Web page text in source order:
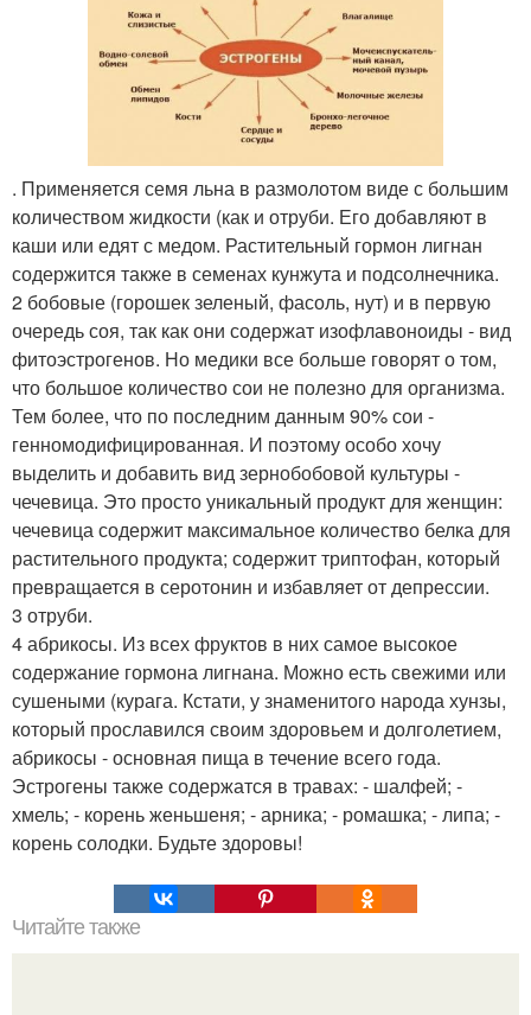
. Применяется семя льна в размолотом виде с большим
количеством жидкости (как и отруби. Его добавляют в
каши или едят с медом. Растительный гормон лигнан
содержится также в семенах кунжута и подсолнечника.
2 бобовые (горошек зеленый, фасоль, нут) и в первую
очередь соя, так как они содержат изофлавоноиды - вид
фитоэстрогенов. Но медики все больше говорят о том,
что большое количество сои не полезно для организма.
Тем более, что по последним данным 90% сои -
генномодифицированная. И поэтому особо хочу
выделить и добавить вид зернобобовой культуры -
чечевица. Это просто уникальный продукт для женщин:
чечевица содержит максимальное количество белка для
растительного продукта; содержит триптофан, который
превращается в серотонин и избавляет от депрессии.
3 отруби.
4 абрикосы. Из всех фруктов в них самое высокое
содержание гормона лигнана. Можно есть свежими или
сушеными (курага. Кстати, у знаменитого народа хунзы,
который прославился своим здоровьем и долголетием,
абрикосы - основная пища в течение всего года.
Эстрогены также содержатся в травах: - шалфей; -
хмель; - корень женьшеня; - арника; - ромашка; - липа; -
корень солодки. Будьте здоровы!
Читайте также